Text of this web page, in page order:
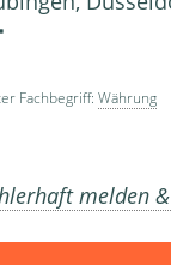
Fachbegriff: Währung
melden